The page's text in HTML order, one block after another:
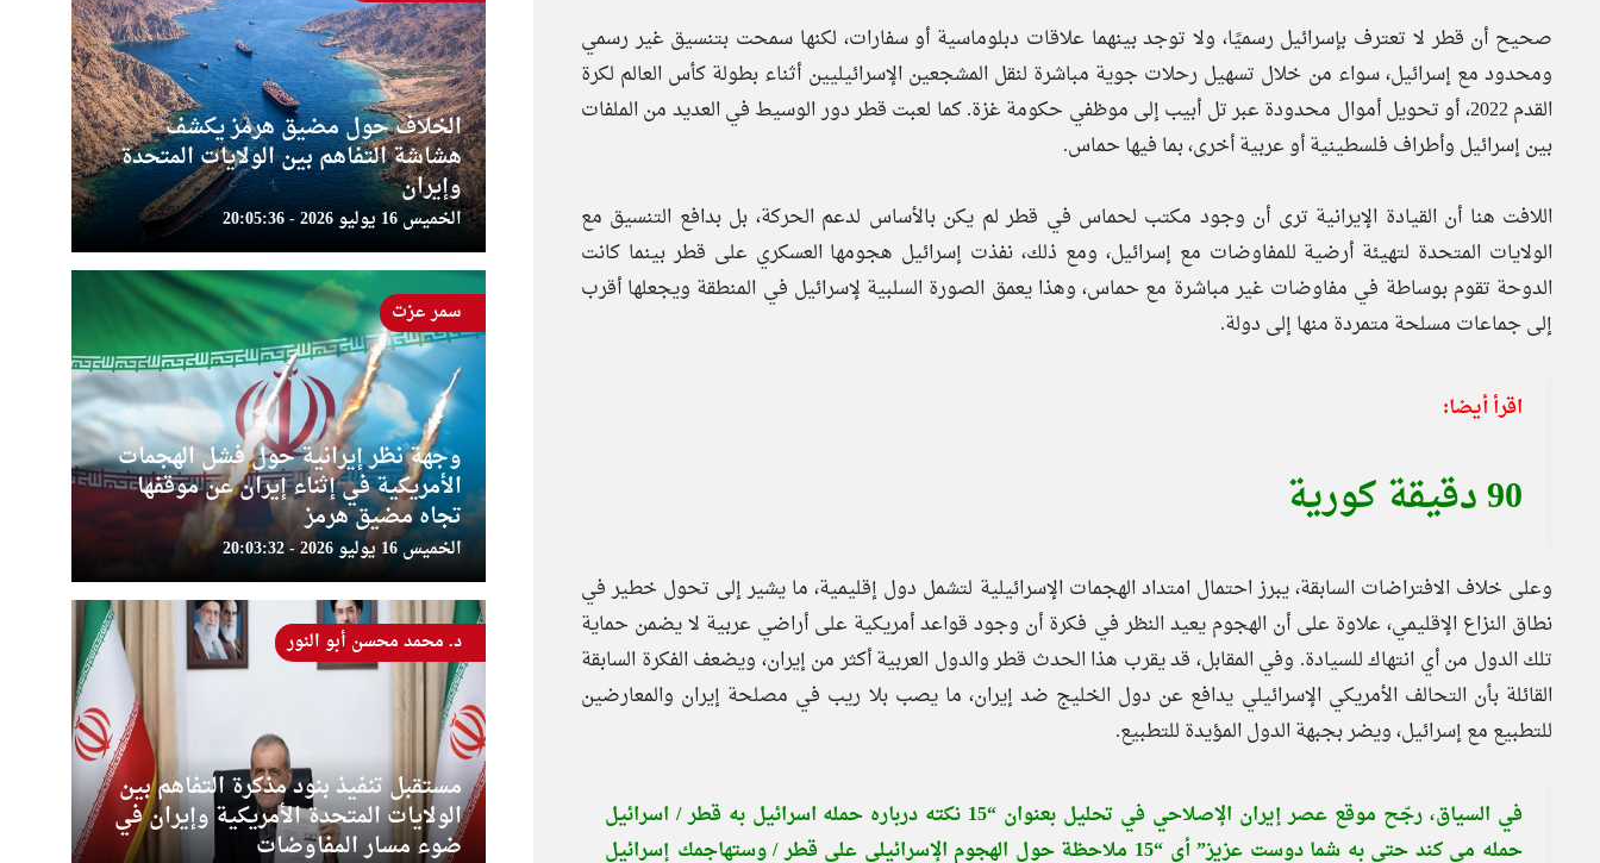
صحيح أن قطر لا تعترف بإسرائيل رسميًا، ولا توجد بينهما علاقات دبلوماسية أو سفارات، لكنها سمحت بتنسيق غير رسمي
ومحدود مع إسرائيل، سواء من خلال تسهيل رحلات جوية مباشرة لنقل المشجعين الإسرائيليين أثناء بطولة كأس العالم لكرة
القدم 2022، أو تحويل أموال محدودة عبر تل أبيب إلى موظفي حكومة غزة. كما لعبت قطر دور الوسيط في العديد من الملفات
بين إسرائيل وأطراف فلسطينية أو عربية أخرى، بما فيها حماس.
اللافت هنا أن القيادة الإيرانية ترى أن وجود مكتب لحماس في قطر لم يكن بالأساس لدعم الحركة، بل بدافع التنسيق مع
الولايات المتحدة لتهيئة أرضية للمفاوضات مع إسرائيل، ومع ذلك، نفذت إسرائيل هجومها العسكري على قطر بينما كانت
الدوحة تقوم بوساطة في مفاوضات غير مباشرة مع حماس، وهذا يعمق الصورة السلبية لإسرائيل في المنطقة ويجعلها أقرب
إلى جماعات مسلحة متمردة منها إلى دولة.
اقرأ أيضا:
90 دقيقة كورية
وعلى خلاف الافتراضات السابقة، يبرز احتمال امتداد الهجمات الإسرائيلية لتشمل دول إقليمية، ما يشير إلى تحول خطير في
نطاق النزاع الإقليمي، علاوة على أن الهجوم يعيد النظر في فكرة أن وجود قواعد أمريكية على أراضي عربية لا يضمن حماية
تلك الدول من أي انتهاك للسيادة. وفي المقابل، قد يقرب هذا الحدث قطر والدول العربية أكثر من إيران، ويضعف الفكرة السابقة
القائلة بأن التحالف الأمريكي الإسرائيلي يدافع عن دول الخليج ضد إيران، ما يصب بلا ريب في مصلحة إيران والمعارضين
للتطبيع مع إسرائيل، ويضر بجبهة الدول المؤيدة للتطبيع.
في السياق، رجّح موقع عصر إيران الإصلاحي في تحليل بعنوان “15 نکته درباره حمله اسرائیل به قطر / اسرائیل
حمله می کند حتی به شما دوست عزیز” أي “15 ملاحظة حول الهجوم الإسرائيلي على قطر / وستهاجمك إسرائيل
الخلاف حول مضيق هرمز يكشف
هشاشة التفاهم بين الولايات المتحدة
وإيران
الخميس 16 يوليو 2026 - 20:05:36
وجهة نظر إيرانية حول فشل الهجمات
الأمريكية في إثناء إيران عن موقفها
تجاه مضيق هرمز
الخميس 16 يوليو 2026 - 20:03:32
سمر عزت
مستقبل تنفيذ بنود مذكرة التفاهم بين
الولايات المتحدة الأمريكية وإيران في
ضوء مسار المفاوضات
د. محمد محسن أبو النور